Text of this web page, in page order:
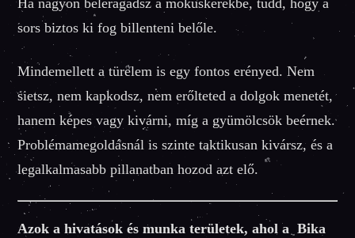
Ha nagyon beleragadsz a mókuskerékbe, tudd, hogy a
sors biztos ki fog billenteni belőle.
Mindemellett a türelem is egy fontos erényed. Nem
sietsz, nem kapkodsz, nem erőlteted a dolgok menetét,
hanem képes vagy kivárni, míg a gyümölcsök beérnek.
Problémamegoldásnál is szinte taktikusan kivársz, és a
legalkalmasabb pillanatban hozod azt elő.
Azok a hivatások és munka területek, ahol a Bika